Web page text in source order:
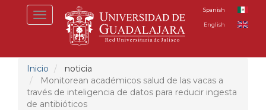
Toggle
navigation
Spanish
English
Inicio
noticia
Monitorean académicos salud de las vacas a
través de inteligencia de datos para reducir ingesta
de antibióticos